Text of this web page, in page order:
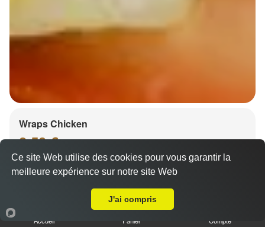
Wraps Chicken
8.50 €
Accueil Panier Compte
Ce site Web utilise des cookies pour vous garantir la
meilleure expérience sur notre site Web
J'ai compris